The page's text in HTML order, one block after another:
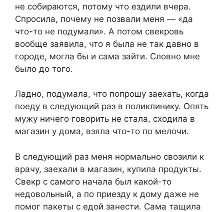
не собираются, потому что ездили вчера.
Спросила, почему не позвали меня — «да
что-то не подумали». А потом свекровь
вообще заявила, что я была не так давно в
городе, могла бы и сама зайти. Словно мне
было до того.
Ладно, подумала, что попрошу заехать, когда
поеду в следующий раз в поликлинику. Опять
мужу ничего говорить не стала, сходила в
магазин у дома, взяла что-то по мелочи.
В следующий раз меня нормально свозили к
врачу, заехали в магазин, купила продукты.
Свекр с самого начала был какой-то
недовольный, а по приезду к дому даже не
помог пакеты с едой занести. Сама тащила